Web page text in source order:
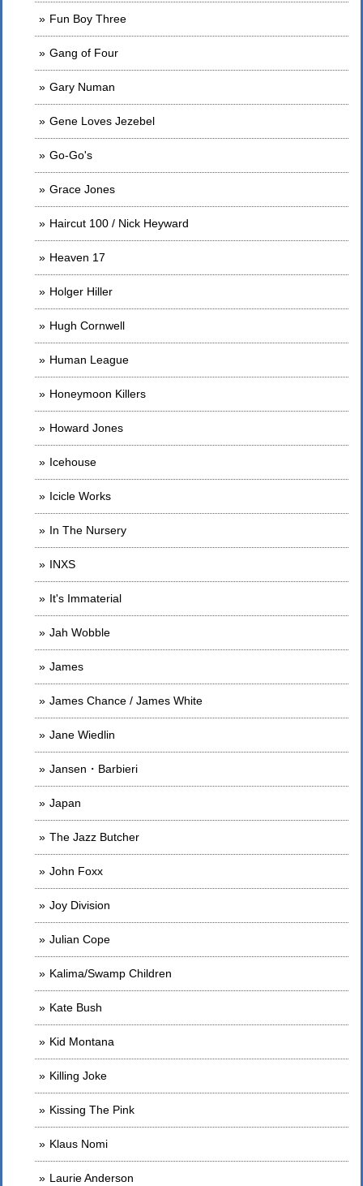
Fun Boy Three
Gang of Four
Gary Numan
Gene Loves Jezebel
Go-Go's
Grace Jones
Haircut 100 / Nick Heyward
Heaven 17
Holger Hiller
Hugh Cornwell
Human League
Honeymoon Killers
Howard Jones
Icehouse
Icicle Works
In The Nursery
INXS
It's Immaterial
Jah Wobble
James
James Chance / James White
Jane Wiedlin
Jansen・Barbieri
Japan
The Jazz Butcher
John Foxx
Joy Division
Julian Cope
Kalima/Swamp Children
Kate Bush
Kid Montana
Killing Joke
Kissing The Pink
Klaus Nomi
Laurie Anderson